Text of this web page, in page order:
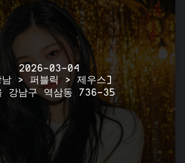
2026-03-04
남 > 퍼블릭 > 제우스]
강남구 역삼동 736-35